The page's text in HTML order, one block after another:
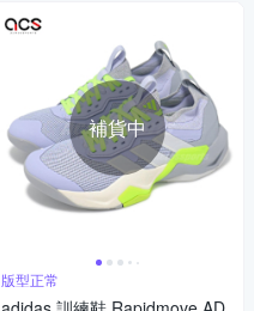
補貨中
版型正常